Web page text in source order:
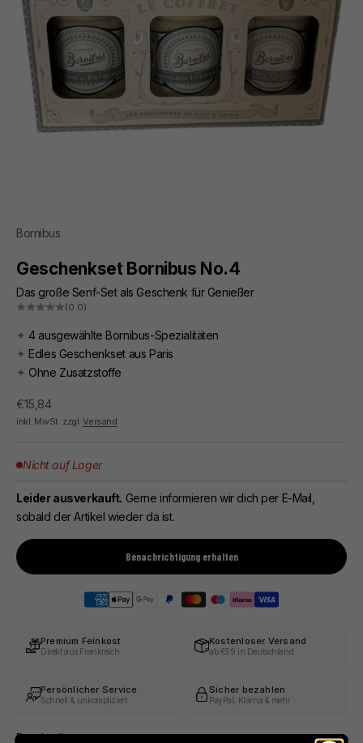
Bornibus
Geschenkset Bornibus No.4
Das große Senf-Set als Geschenk für Genießer
(0.0)
✦ 4 ausgewählte Bornibus-Spezialitäten
✦ Edles Geschenkset aus Paris
✦ Ohne Zusatzstoffe
Angebot
€15,84
inkl. MwSt. zzgl.Versand
Nicht auf Lager
Leider ausverkauft. Gerne informieren wir dich per E-Mail,
sobald der Artikel wieder da ist.
Benachrichtigung erhalten
Premium Feinkost
Direkt aus Frankreich
Kostenloser Versand
ab €59 in Deutschland
Persönlicher Service
Schnell & unkompliziert
Sicher bezahlen
PayPal, Klarna & mehr
Beschreibung